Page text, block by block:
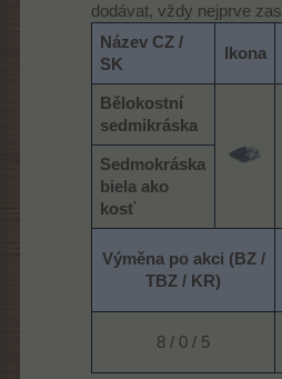
dodávat, vždy nejprve
Název CZ /
SK
Ikona
Bělokostní
sedmikráska
Sedmokráska
biela ako
kosť
Výměna po akci (BZ /
TBZ / KR)
8 / 0 / 5​